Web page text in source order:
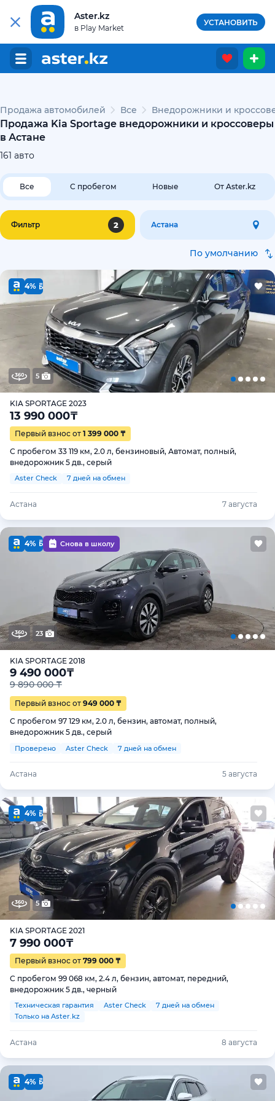
Aster.kz
в Play Market
УСТАНОВИТЬ
Продажа автомобилей Все Внедорожники и
Продажа Kia Sportage внедорожники и кроссоверы
в Астане
161 авто
Все С пробегом Новые От Aster.kz
Фильтр 2 Астана
По умолчанию
4%
5
KIA SPORTAGE 2023
13 990 000₸
Первый взнос от 1 399 000 ₸
С пробегом 33 119 км, 2.0 л, бензиновый, Автомат, полный,
внедорожник 5 дв., серый
Aster Check 7 дней на обмен
Астана 7 августа
4% Снова в школу
23
KIA SPORTAGE 2018
9 490 000₸
9 890 000 ₸
Первый взнос от 949 000 ₸
С пробегом 97 129 км, 2.0 л, бензин, автомат, полный,
внедорожник 5 дв., серый
Проверено Aster Check 7 дней на обмен
Астана 5 августа
4%
5
KIA SPORTAGE 2021
7 990 000₸
Первый взнос от 799 000 ₸
С пробегом 99 068 км, 2.4 л, бензин, автомат, передний,
внедорожник 5 дв., черный
Техническая гарантия Aster Check
7 дней на обмен
Только на Aster.kz
Астана 8 августа
4%